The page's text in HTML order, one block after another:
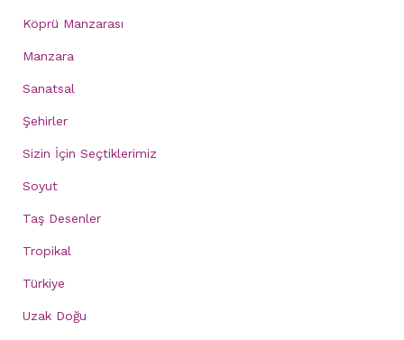
Köprü Manzarası
Manzara
Sanatsal
Şehirler
Sizin İçin Seçtiklerimiz
Soyut
Taş Desenler
Tropikal
Türkiye
Uzak Doğu